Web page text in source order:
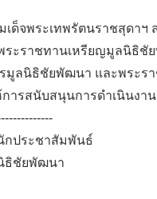
เด็จพระเทพรัตนราชสุดาฯ
ระราชทานเหรียญมูลนิธิชั
มูลนิธิชัยพัฒนา และพระร
ารสนับสนุนการดำเนินงา
กประชาสัมพันธ์
ธิชัยพัฒนา